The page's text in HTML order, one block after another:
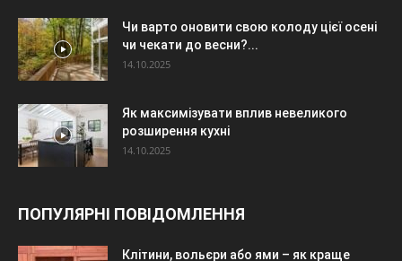
Чи варто оновити свою колоду цієї осені
чи чекати до весни?...
14.10.2025
Як максимізувати вплив невеликого
розширення кухні
14.10.2025
ПОПУЛЯРНІ ПОВІДОМЛЕННЯ
Клітини, вольєри або ями – як краще